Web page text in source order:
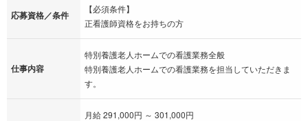
応募資格／条件
【必須条件】
正看護師資格をお持ちの方
仕事内容
特別養護老人ホームでの看護業務全般
特別養護老人ホームでの看護業務を担当していただきま
す。
月給 291,000円 ～ 301,000円